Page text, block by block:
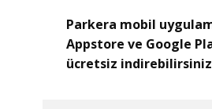
Parkera mobil
Appstore ve Google
ücretsiz